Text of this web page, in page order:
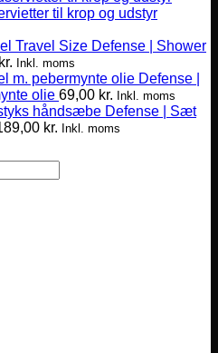
til krop og udstyr
Defense | Shower
kr. Inkl. moms
Defense |
olie 69,00 kr. Inkl. moms
Defense | Sæt
kr. Inkl. moms